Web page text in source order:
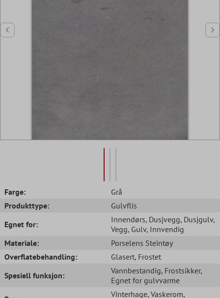
Farge:
Grå
Produkttype:
Gulvflis
Egnet for:
Innendørs, Dusjvegg, Dusjgulv,
Vegg, Gulv, Innvendig
Materiale:
Porselens Steintøy
Overflatebehandling:
Glasert, Frostet
Spesiell funksjon:
Vannbestandig, Frostsikker,
Egnet for gulvvarme
Vinterhage, Vaskerom,